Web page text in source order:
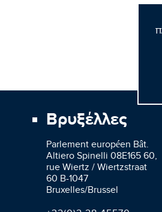
Βρυξέλλες
Parlement européen Bât.
Altiero Spinelli 08E165 60,
rue Wiertz / Wiertzstraat
60 B-1047
Bruxelles/Brussel